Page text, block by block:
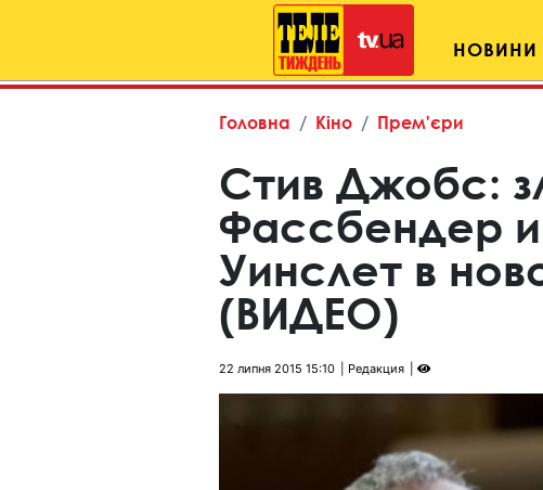
НОВИНИ
Головна Кіно Прем'єри
Стив Джобс:
Фассбендер
Уинслет в
(ВИДЕО)
22 липня 2015 15:10 Редакция